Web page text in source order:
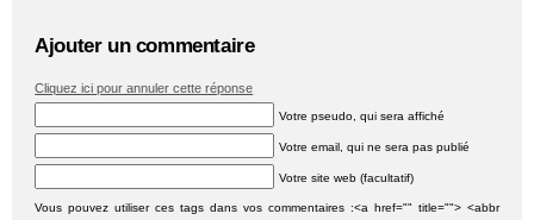
Ajouter un commentaire
Cliquez ici pour annuler cette réponse
Votre pseudo, qui sera affiché
Votre email, qui ne sera pas publié
Votre site web (facultatif)
Vous pouvez utiliser ces tags dans vos commentaires :<a href="" title=""> <abbr